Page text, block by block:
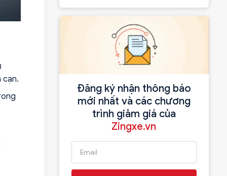
cạn.
Đăng ký nhận thông báo
mới nhất và các chương
trình giảm giá của
Zingxe.vn